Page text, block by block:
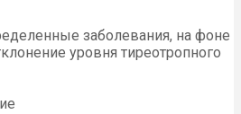
заболевания, на фоне
уровня тиреотропного